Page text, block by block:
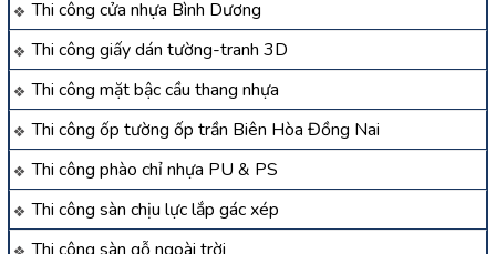
Thi công cửa nhựa Bình Dương
Thi công giấy dán tường-tranh 3D
Thi công mặt bậc cầu thang nhựa
Thi công ốp tường ốp trần Biên Hòa Đồng Nai
Thi công phào chỉ nhựa PU & PS
Thi công sàn chịu lực lắp gác xép
Thi công sàn gỗ ngoài trời